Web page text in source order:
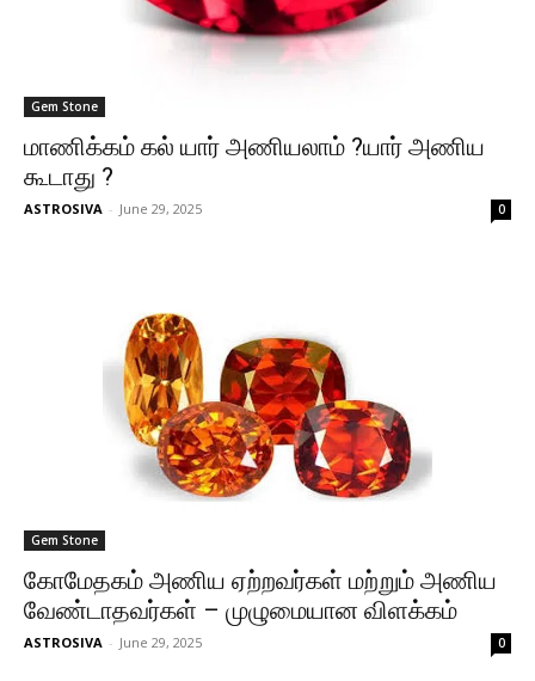
Gem Stone
மாணிக்கம் கல் யார் அணியலாம் ?யார் அணிய
கூடாது ?
ASTROSIVA - June 29, 2025 0
Gem Stone
கோமேதகம் அணிய ஏற்றவர்கள் மற்றும் அணிய
வேண்டாதவர்கள் – முழுமையான விளக்கம்
ASTROSIVA - June 29, 2025 0